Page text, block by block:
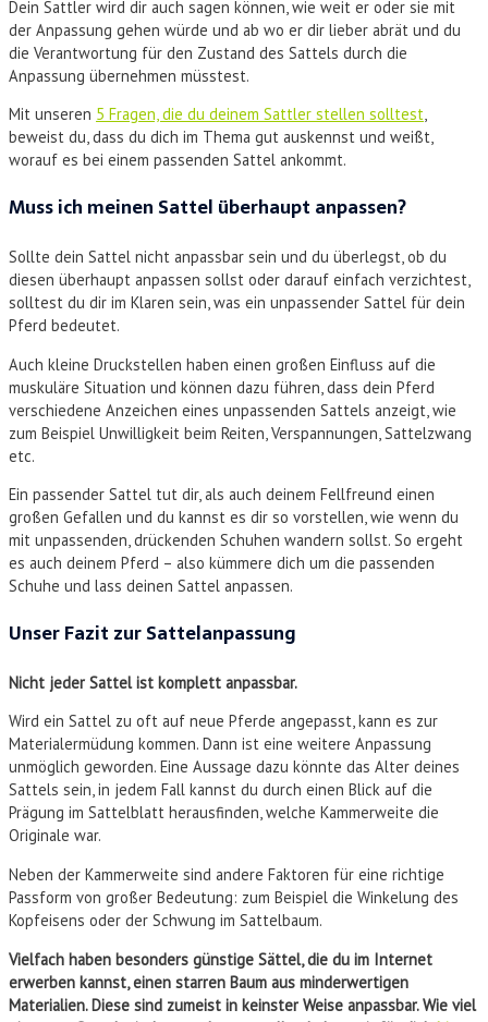
Dein Sattler wird dir auch sagen können, wie weit er oder sie mit
der Anpassung gehen würde und ab wo er dir lieber abrät und du
die Verantwortung für den Zustand des Sattels durch die
Anpassung übernehmen müsstest.
Mit unseren 5 Fragen, die du deinem Sattler stellen solltest,
beweist du, dass du dich im Thema gut auskennst und weißt,
worauf es bei einem passenden Sattel ankommt.
Muss ich meinen Sattel überhaupt anpassen?
Sollte dein Sattel nicht anpassbar sein und du überlegst, ob du
diesen überhaupt anpassen sollst oder darauf einfach verzichtest,
solltest du dir im Klaren sein, was ein unpassender Sattel für dein
Pferd bedeutet.
Auch kleine Druckstellen haben einen großen Einfluss auf die
muskuläre Situation und können dazu führen, dass dein Pferd
verschiedene Anzeichen eines unpassenden Sattels anzeigt, wie
zum Beispiel Unwilligkeit beim Reiten, Verspannungen, Sattelzwang
etc.
Ein passender Sattel tut dir, als auch deinem Fellfreund einen
großen Gefallen und du kannst es dir so vorstellen, wie wenn du
mit unpassenden, drückenden Schuhen wandern sollst. So ergeht
es auch deinem Pferd – also kümmere dich um die passenden
Schuhe und lass deinen Sattel anpassen.
Unser Fazit zur Sattelanpassung
Nicht jeder Sattel ist komplett anpassbar.
Wird ein Sattel zu oft auf neue Pferde angepasst, kann es zur
Materialermüdung kommen. Dann ist eine weitere Anpassung
unmöglich geworden. Eine Aussage dazu könnte das Alter deines
Sattels sein, in jedem Fall kannst du durch einen Blick auf die
Prägung im Sattelblatt herausfinden, welche Kammerweite die
Originale war.
Neben der Kammerweite sind andere Faktoren für eine richtige
Passform von großer Bedeutung: zum Beispiel die Winkelung des
Kopfeisens oder der Schwung im Sattelbaum.
Vielfach haben besonders günstige Sättel, die du im Internet
erwerben kannst, einen starren Baum aus minderwertigen
Materialien. Diese sind zumeist in keinster Weise anpassbar. Wie viel